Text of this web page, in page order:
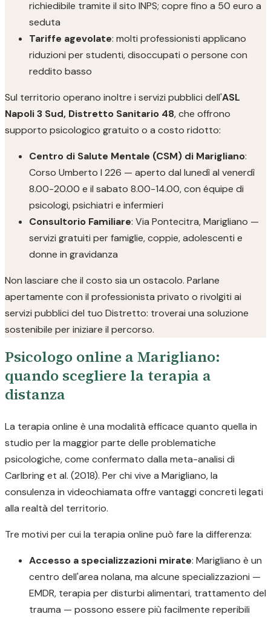
richiedibile tramite il sito INPS; copre fino a 50 euro a
seduta
Tariffe agevolate: molti professionisti applicano
riduzioni per studenti, disoccupati o persone con
reddito basso
Sul territorio operano inoltre i servizi pubblici dell'ASL
Napoli 3 Sud, Distretto Sanitario 48, che offrono
supporto psicologico gratuito o a costo ridotto:
Centro di Salute Mentale (CSM) di Marigliano:
Corso Umberto I 226 — aperto dal lunedì al venerdì
8.00-20.00 e il sabato 8.00-14.00, con équipe di
psicologi, psichiatri e infermieri
Consultorio Familiare: Via Pontecitra, Marigliano —
servizi gratuiti per famiglie, coppie, adolescenti e
donne in gravidanza
Non lasciare che il costo sia un ostacolo. Parlane
apertamente con il professionista privato o rivolgiti ai
servizi pubblici del tuo Distretto: troverai una soluzione
sostenibile per iniziare il percorso.
Psicologo online a Marigliano:
quando scegliere la terapia a
distanza
La terapia online è una modalità efficace quanto quella in
studio per la maggior parte delle problematiche
psicologiche, come confermato dalla meta-analisi di
Carlbring et al. (2018). Per chi vive a Marigliano, la
consulenza in videochiamata offre vantaggi concreti legati
alla realtà del territorio.
Tre motivi per cui la terapia online può fare la differenza:
Accesso a specializzazioni mirate: Marigliano è un
centro dell'area nolana, ma alcune specializzazioni —
EMDR, terapia per disturbi alimentari, trattamento del
trauma — possono essere più facilmente reperibili